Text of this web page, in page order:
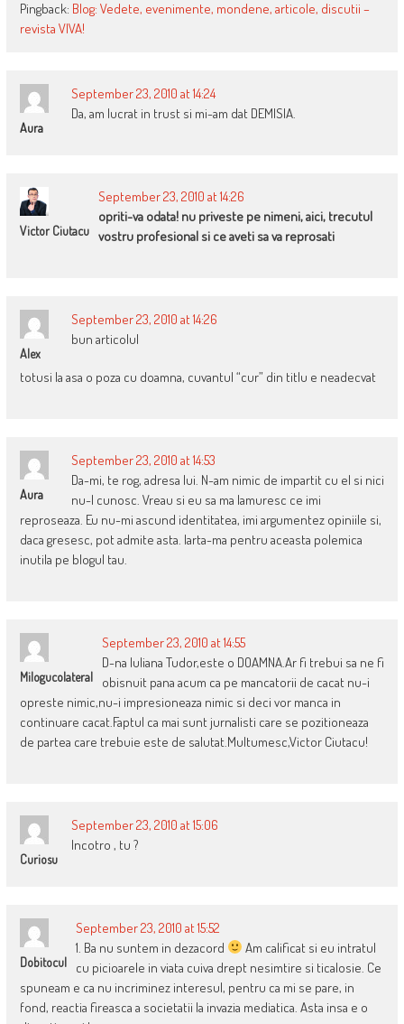
Pingback: Blog: Vedete, evenimente, mondene, articole, discutii –
revista VIVA!
Aura
September 23, 2010 at 14:24
Da, am lucrat in trust si mi-am dat DEMISIA.
Victor Ciutacu
September 23, 2010 at 14:26
opriti-va odata! nu priveste pe nimeni, aici, trecutul
vostru profesional si ce aveti sa va reprosati
Alex
September 23, 2010 at 14:26
bun articolul
totusi la asa o poza cu doamna, cuvantul “cur” din titlu e neadecvat
Aura
September 23, 2010 at 14:53
Da-mi, te rog, adresa lui. N-am nimic de impartit cu el si nici
nu-l cunosc. Vreau si eu sa ma lamuresc ce imi
reproseaza. Eu nu-mi ascund identitatea, imi argumentez opiniile si,
daca gresesc, pot admite asta. Iarta-ma pentru aceasta polemica
inutila pe blogul tau.
Milogucolateral
September 23, 2010 at 14:55
D-na Iuliana Tudor,este o DOAMNA.Ar fi trebui sa ne fi
obisnuit pana acum ca pe mancatorii de cacat nu-i
opreste nimic,nu-i impresioneaza nimic si deci vor manca in
continuare cacat.Faptul ca mai sunt jurnalisti care se pozitioneaza
de partea care trebuie este de salutat.Multumesc,Victor Ciutacu!
Curiosu
September 23, 2010 at 15:06
Incotro , tu ?
Dobitocul
September 23, 2010 at 15:52
1. Ba nu suntem in dezacord
Am calificat si eu intratul
cu picioarele in viata cuiva drept nesimtire si ticalosie. Ce
spuneam e ca nu incriminez interesul, pentru ca mi se pare, in
fond, reactia fireasca a societatii la invazia mediatica. Asta insa e o